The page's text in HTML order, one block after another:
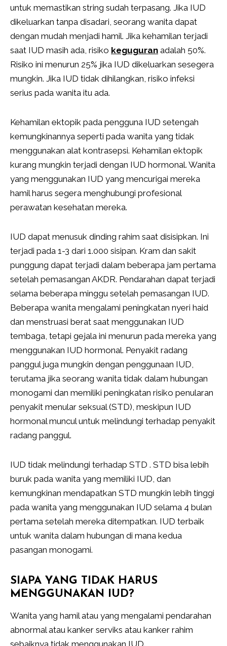
untuk memastikan string sudah terpasang. Jika IUD
dikeluarkan tanpa disadari, seorang wanita dapat
dengan mudah menjadi hamil. Jika kehamilan terjadi
saat IUD masih ada, risiko keguguran adalah 50%.
Risiko ini menurun 25% jika IUD dikeluarkan sesegera
mungkin. Jika IUD tidak dihilangkan, risiko infeksi
serius pada wanita itu ada.
Kehamilan ektopik pada pengguna IUD setengah
kemungkinannya seperti pada wanita yang tidak
menggunakan alat kontrasepsi. Kehamilan ektopik
kurang mungkin terjadi dengan IUD hormonal. Wanita
yang menggunakan IUD yang mencurigai mereka
hamil harus segera menghubungi profesional
perawatan kesehatan mereka.
IUD dapat menusuk dinding rahim saat disisipkan. Ini
terjadi pada 1-3 dari 1.000 sisipan. Kram dan sakit
punggung dapat terjadi dalam beberapa jam pertama
setelah pemasangan AKDR. Pendarahan dapat terjadi
selama beberapa minggu setelah pemasangan IUD.
Beberapa wanita mengalami peningkatan nyeri haid
dan menstruasi berat saat menggunakan IUD
tembaga, tetapi gejala ini menurun pada mereka yang
menggunakan IUD hormonal. Penyakit radang
panggul juga mungkin dengan penggunaan IUD,
terutama jika seorang wanita tidak dalam hubungan
monogami dan memiliki peningkatan risiko penularan
penyakit menular seksual (STD), meskipun IUD
hormonal muncul untuk melindungi terhadap penyakit
radang panggul.
IUD tidak melindungi terhadap STD . STD bisa lebih
buruk pada wanita yang memiliki IUD, dan
kemungkinan mendapatkan STD mungkin lebih tinggi
pada wanita yang menggunakan IUD selama 4 bulan
pertama setelah mereka ditempatkan. IUD terbaik
untuk wanita dalam hubungan di mana kedua
pasangan monogami.
SIAPA YANG TIDAK HARUS
MENGGUNAKAN IUD?
Wanita yang hamil atau yang mengalami pendarahan
abnormal atau kanker serviks atau kanker rahim